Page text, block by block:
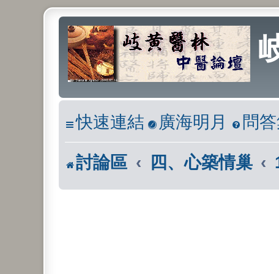
快速連結 廣海明月 問
討論區 四、心築情巢